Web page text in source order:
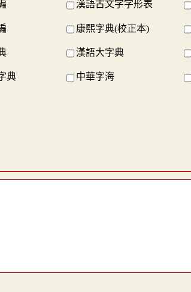
漢語古文字字形表
康熙字典(校正本)
漢語大字典
典 中華字海